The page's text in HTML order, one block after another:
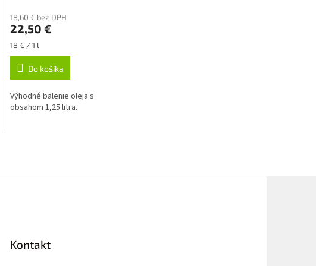
18,60 € bez DPH
22,50 €
Jednotková
cena:
18 € / 1 l
Do košíka
Výhodné balenie oleja s
obsahom 1,25 litra.
Kontakt